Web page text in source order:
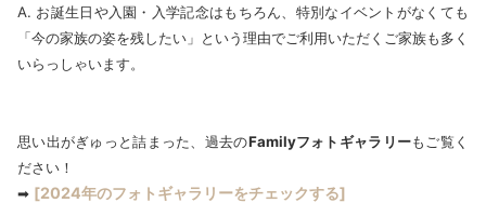
A. お誕生日や入園・入学記念はもちろん、特別なイベントがなくても
「今の家族の姿を残したい」という理由でご利用いただくご家族も多く
いらっしゃいます。
思い出がぎゅっと詰まった、過去のFamilyフォトギャラリーもご覧く
ださい！
➡ [2024年のフォトギャラリーをチェックする]